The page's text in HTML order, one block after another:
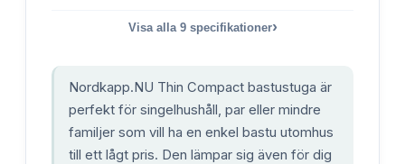
Visa alla 9specifikationer›
Nordkapp.NU Thin Compact bastustuga är
perfekt för singelhushåll, par eller mindre
familjer som vill ha en enkel bastu utomhus
till ett lågt pris. Den lämpar sig även för dig